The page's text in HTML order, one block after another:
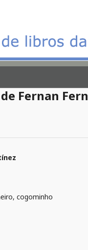
Fernan
cogominho